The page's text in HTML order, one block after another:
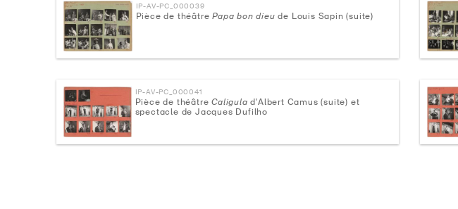
IP-AV-PC_000039
Pièce de théâtrePapa bon dieude Louis Sapin (suite)
IP-AV-PC_000041
Pièce de théâtreCaligulad'Albert Camus (suite) et
spectacle de Jacques Dufilho